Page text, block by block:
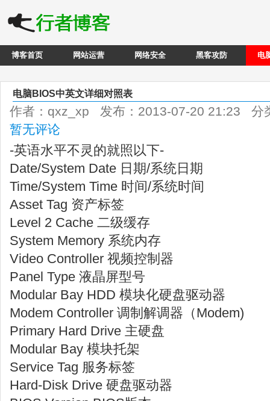
博客首页 网站运营 网络安全 黑客攻防 电
电脑BIOS中英文详细对照表
作者：qxz_xp 发布：2013-07-20 21:23 分
暂无评论
-英语水平不灵的就照以下-
Date/System Date 日期/系统日期
Time/System Time 时间/系统时间
Asset Tag 资产标签
Level 2 Cache 二级缓存
System Memory 系统内存
Video Controller 视频控制器
Panel Type 液晶屏型号
Modular Bay HDD 模块化硬盘驱动器
Modem Controller 调制解调器（Modem)
Primary Hard Drive 主硬盘
Modular Bay 模块托架
Service Tag 服务标签
Hard-Disk Drive 硬盘驱动器